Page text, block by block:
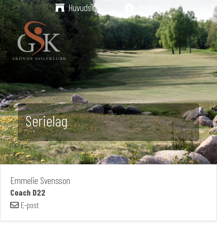
Huvudsida
Serielag
Emmelie Svensson
Coach D22
E-post